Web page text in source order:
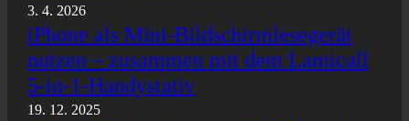
3. 4. 2026
iPhone als Mini-Bildschirmlesegerät
nutzen – zusammen mit dem Lamicall
5-in-1-Handystativ
19. 12. 2025